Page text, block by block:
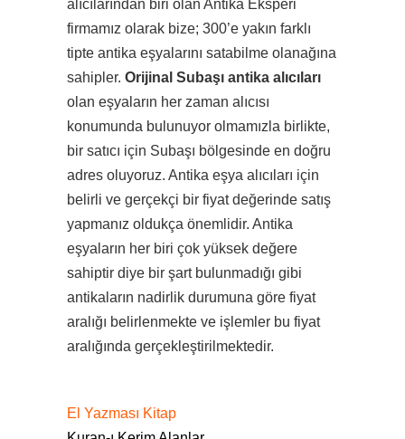
alıcılarından biri olan Antika Eksperi
firmamız olarak bize; 300’e yakın farklı
tipte antika eşyalarını satabilme olanağına
sahipler. Orijinal Subaşı antika alıcıları
olan eşyaların her zaman alıcısı
konumunda bulunuyor olmamızla birlikte,
bir satıcı için Subaşı bölgesinde en doğru
adres oluyoruz. Antika eşya alıcıları için
belirli ve gerçekçi bir fiyat değerinde satış
yapmanız oldukça önemlidir. Antika
eşyaların her biri çok yüksek değere
sahiptir diye bir şart bulunmadığı gibi
antikaların nadirlik durumuna göre fiyat
aralığı belirlenmekte ve işlemler bu fiyat
aralığında gerçekleştirilmektedir.
El Yazması Kitap